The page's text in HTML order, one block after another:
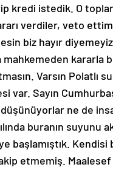
kredi istedik. O
verdiler, veto
biz hayır
mahkemeden kararla
Varsın Polatlı
Sayın
ne de
buranın suyunu
başlamıştık.
etmemiş.